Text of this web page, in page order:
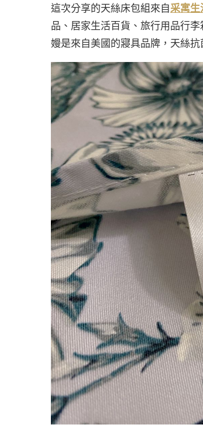
這次分享的天絲床包組來自采寓生
品、居家生活百貨、旅行用品行
嫚是來自美國的寢具品牌，天絲抗